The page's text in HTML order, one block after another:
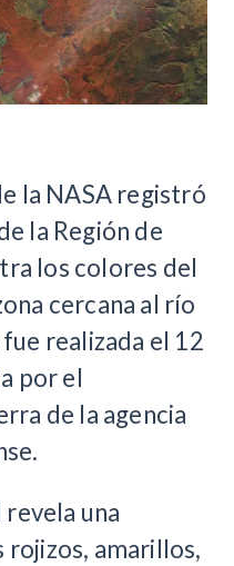
la NASA registró
la Región de
los colores del
cercana al río
realizada el 12
por el
de la agencia
una
amarillos,